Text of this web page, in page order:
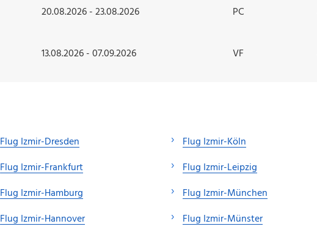
20.08.2026 - 23.08.2026 PC
13.08.2026 - 07.09.2026 VF
Flug Izmir-Dresden
Flug Izmir-Frankfurt
Flug Izmir-Hamburg
Flug Izmir-Hannover
Flug Izmir-Köln
Flug Izmir-Leipzig
Flug Izmir-München
Flug Izmir-Münster